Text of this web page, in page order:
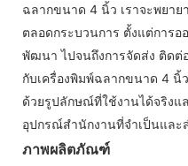
ฉลากขนาด 4 นิ้ว เราจะพยาย
ตลอดกระบวนการ ตั้งแต่การ
พัฒนา ไปจนถึงการจัดส่ง ติดต่
กับเครื่องพิมพ์ฉลากขนาด 4 นิ้
ด้วยรูปลักษณ์ที่ใช้งานได้จริง
อุปกรณ์สำนักงานที่จำเป็นแล
ภาพผลิตภัณฑ์